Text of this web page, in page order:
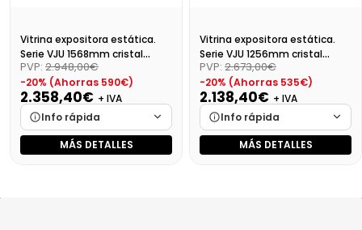
Vitrina expositora estática.
Serie VJU 1568mm cristal
curvo
PVP: 2.948,00€
-20% (Ahorras 590€)
2.358,40€ + IVA
Info rápida
Marca
Cargando…
MÁS DETALLES
Vitrina expositora estática.
Serie VJU 1256mm cristal
curvo
PVP: 2.673,00€
-20% (Ahorras 535€)
2.138,40€ + IVA
Info rápida
Marca
Cargando…
MÁS DETALLES